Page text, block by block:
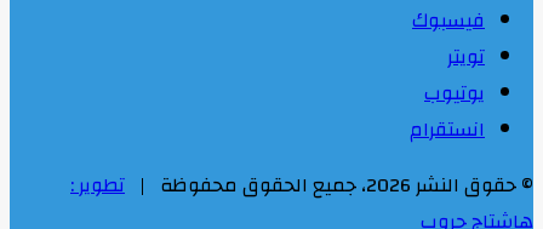
فيسبوك
تويتر
يوتيوب
انستقرام
© حقوق النشر 2026، جميع الحقوق محفوظة |
تطوير :
هاشتاج جروب